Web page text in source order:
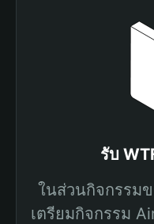
รับ
ในส่วนกิจกรรม
เตรียมกิจกรรม